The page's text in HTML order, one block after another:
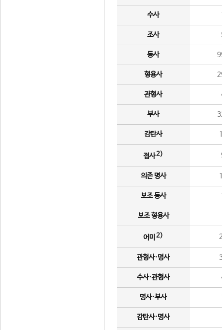
수사
조사
동사
형용사
관형사
부사
감탄사
접사2)
의존 명사
보조 동사
보조 형용사
어미 2)
관형사·명사
수사·관형사
명사·부사
감탄사·명사